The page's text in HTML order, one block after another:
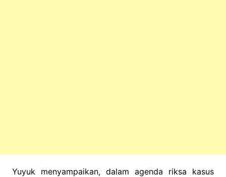
Yuyuk menyampaikan, dalam agenda riksa kasus